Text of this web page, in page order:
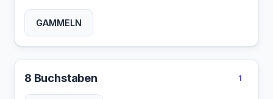
GAMMELN
8 Buchstaben 1